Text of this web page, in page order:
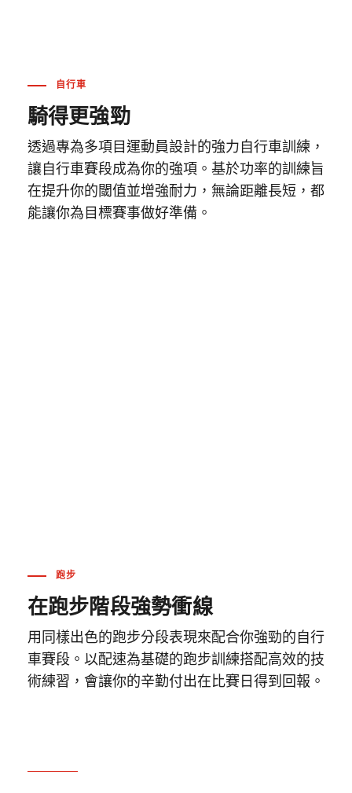
自行車
騎得更強勁
透過專為多項目運動員設計的強力自行車訓練，
讓自行車賽段成為你的強項。基於功率的訓練旨
在提升你的閾值並增強耐力，無論距離長短，都
能讓你為目標賽事做好準備。
跑步
在跑步階段強勢衝線
用同樣出色的跑步分段表現來配合你強勁的自行
車賽段。以配速為基礎的跑步訓練搭配高效的技
術練習，會讓你的辛勤付出在比賽日得到回報。